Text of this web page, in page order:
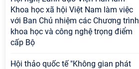
Khoa học xã hội Việt Nam làm việc
với Ban Chủ nhiệm các Chương trình
khoa học và công nghệ trọng điểm
cấp Bộ
Hội thảo quốc tế "Không gian phát